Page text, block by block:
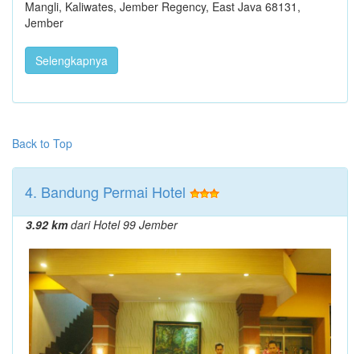
Mangli, Kaliwates, Jember Regency, East Java 68131,
Jember
Selengkapnya
Back to Top
4. Bandung Permai Hotel
3.92 kmdari Hotel 99 Jember